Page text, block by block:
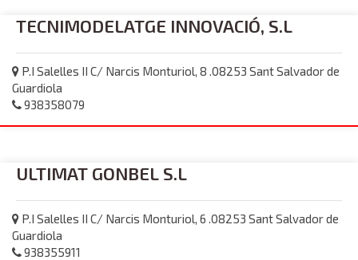
TECNIMODELATGE INNOVACIÓ, S.L
P.I Salelles II C/ Narcis Monturiol, 8 .08253 Sant Salvador de
Guardiola
938358079
ULTIMAT GONBEL S.L
P.I Salelles II C/ Narcis Monturiol, 6 .08253 Sant Salvador de
Guardiola
938355911